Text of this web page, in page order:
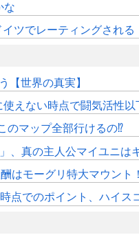
な
ツでレーティングされ
【世界の真実】
えない時点で闘気活性以
のマップ全部行けるの⁉
、真の主人公マイユニは
モーグリ特大マウント
でのポイント、ハイス